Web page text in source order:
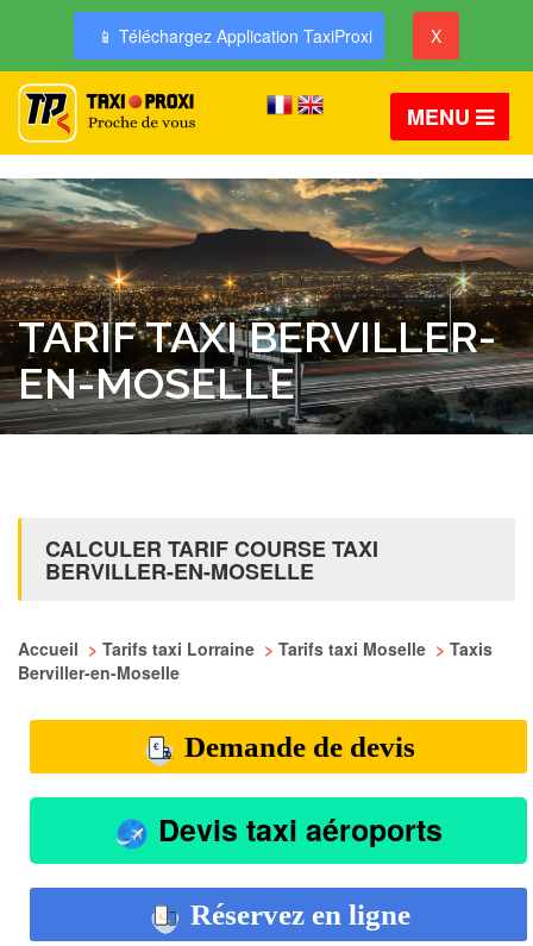
📱 Téléchargez Application TaxiProxi X
MENU
TARIF TAXI BERVILLER-
EN-MOSELLE
CALCULER TARIF COURSE TAXI
BERVILLER-EN-MOSELLE
Accueil > Tarifs taxi Lorraine > Tarifs taxi Moselle > Taxis
Berviller-en-Moselle
Demande de devis
Devis taxi aéroports
Réservez en ligne